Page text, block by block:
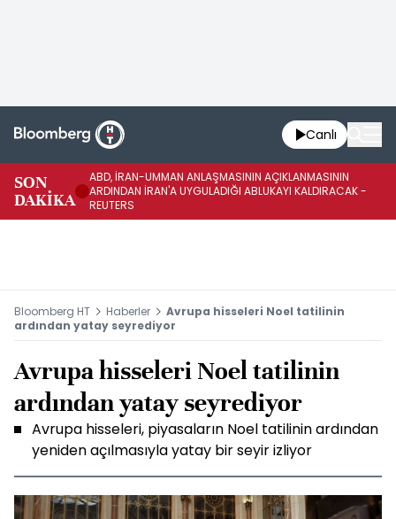
Canlı
SON
DAKİKA
ABD, İRAN-UMMAN ANLAŞMASININ AÇIKLANMASININ
ARDINDAN İRAN'A UYGULADIĞI ABLUKAYI KALDIRACAK -
REUTERS
Bloomberg HT Haberler
Avrupa hisseleri Noel tatilinin
ardından yatay seyrediyor
Avrupa hisseleri Noel tatilinin
ardından yatay seyrediyor
Avrupa hisseleri, piyasaların Noel tatilinin ardından
yeniden açılmasıyla yatay bir seyir izliyor